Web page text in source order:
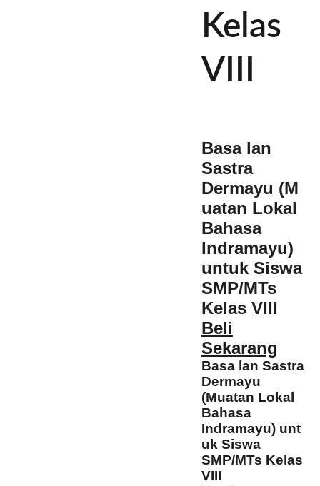
Kelas
VIII
Basa lan
Sastra
Dermayu (M
uatan Lokal
Bahasa
Indramayu)
untuk Siswa
SMP/MTs
Kelas VIII
Beli
Sekarang
Basa lan Sastra
Dermayu
(Muatan Lokal
Bahasa
Indramayu) unt
uk Siswa
SMP/MTs Kelas
VIII